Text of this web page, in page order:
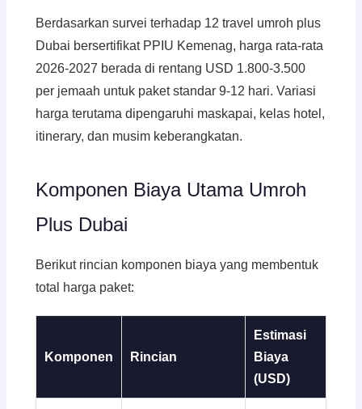
Berdasarkan survei terhadap 12 travel umroh plus
Dubai bersertifikat PPIU Kemenag, harga rata-rata
2026-2027 berada di rentang USD 1.800-3.500
per jemaah untuk paket standar 9-12 hari. Variasi
harga terutama dipengaruhi maskapai, kelas hotel,
itinerary, dan musim keberangkatan.
Komponen Biaya Utama Umroh
Plus Dubai
Berikut rincian komponen biaya yang membentuk
total harga paket:
Komponen Rincian
Estimasi
Biaya
(USD)